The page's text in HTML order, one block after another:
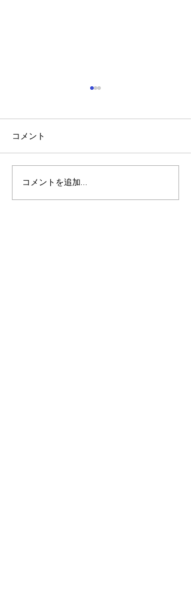
夏休みの振り返り🎵
コメント
コメントを追加…